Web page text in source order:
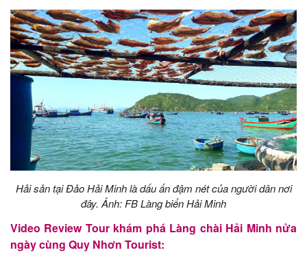
Hải sản tại Đảo Hải Minh là dấu ấn đậm nét của người dân nơi
đây. Ảnh: FB Làng biển Hải Minh
Video Review Tour khám phá Làng chài Hải Minh nửa
ngày cùng Quy Nhơn Tourist: